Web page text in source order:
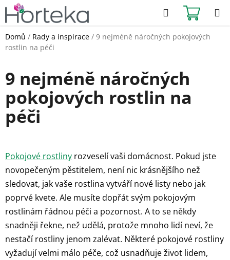
Přejít
na
obsah
Hledat
KOŠÍK
Domů / Rady a inspirace / 9 nejméně náročných pokojových
rostlin na péči
9 nejméně náročných
pokojových rostlin na
péči
Pokojové rostliny rozveselí vaši domácnost. Pokud jste
novopečeným pěstitelem, není nic krásnějšího než
sledovat, jak vaše rostlina vytváří nové listy nebo jak
poprvé kvete. Ale musíte dopřát svým pokojovým
rostlinám řádnou péči a pozornost. A to se někdy
snadněji řekne, než udělá, protože mnoho lidí neví, že
nestačí rostliny jenom zalévat. Některé pokojové rostliny
vyžadují velmi málo péče, což usnadňuje život lidem,